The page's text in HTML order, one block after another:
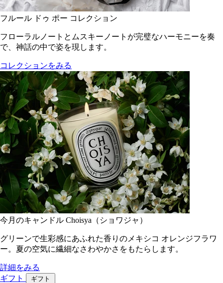
フルール ドゥ ポー コレクション
フローラルノートとムスキーノートが完璧なハーモニーを奏
で、神話の中で姿を現します。
コレクションをみる
今月のキャンドル Choisya（ショワジャ）
グリーンで生彩感にあふれた香りのメキシコ オレンジフラワ
ー。夏の空気に繊細なさわやかさをもたらします。
詳細をみる
ギフト
ギフト